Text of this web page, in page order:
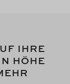
IHRE
HÖHE